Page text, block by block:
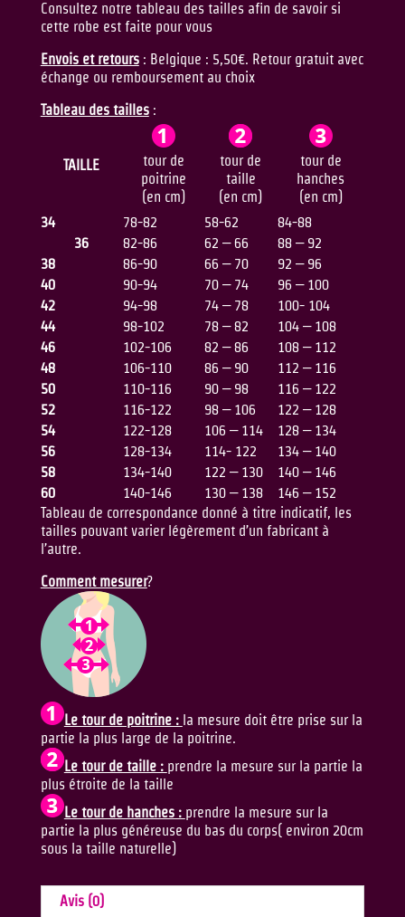
Consultez notre tableau des tailles afin de savoir si
cette robe est faite pour vous
Envois et retours: Belgique : 5,50€. Retour gratuit avec
échange ou remboursement au choix
Tableau des tailles:
TAILLE
tour de
poitrine
(en cm)
tour de
taille
(en cm)
tour de
hanches
(en cm)
34
78-82 58-62
84-88
36
82-86 62 – 66
88 – 92
38
86-90 66 – 70
92 – 96
40
90-94 70 – 74
96 – 100
42
94-98 74 – 78
100- 104
44
98-102 78 – 82
104 – 108
46
102-106 82 – 86
108 – 112
48
106-110 86 – 90
112 – 116
50
110-116 90 – 98
116 – 122
52
116-122 98 – 106
122 – 128
54
122-128 106 – 114
128 – 134
56
128-134 114- 122
134 – 140
58
134-140 122 – 130
140 – 146
60
140-146 130 – 138
146 – 152
Tableau de correspondance donné à titre indicatif, les
tailles pouvant varier légèrement d’un fabricant à
l’autre.
Comment mesurer?
Le tour de poitrine : la mesure doit être prise sur la
partie la plus large de la poitrine.
Le tour de taille : prendre la mesure sur la partie la
plus étroite de la taille
Le tour de hanches : prendre la mesure sur la
partie la plus généreuse du bas du corps( environ 20cm
sous la taille naturelle)
Avis (0)